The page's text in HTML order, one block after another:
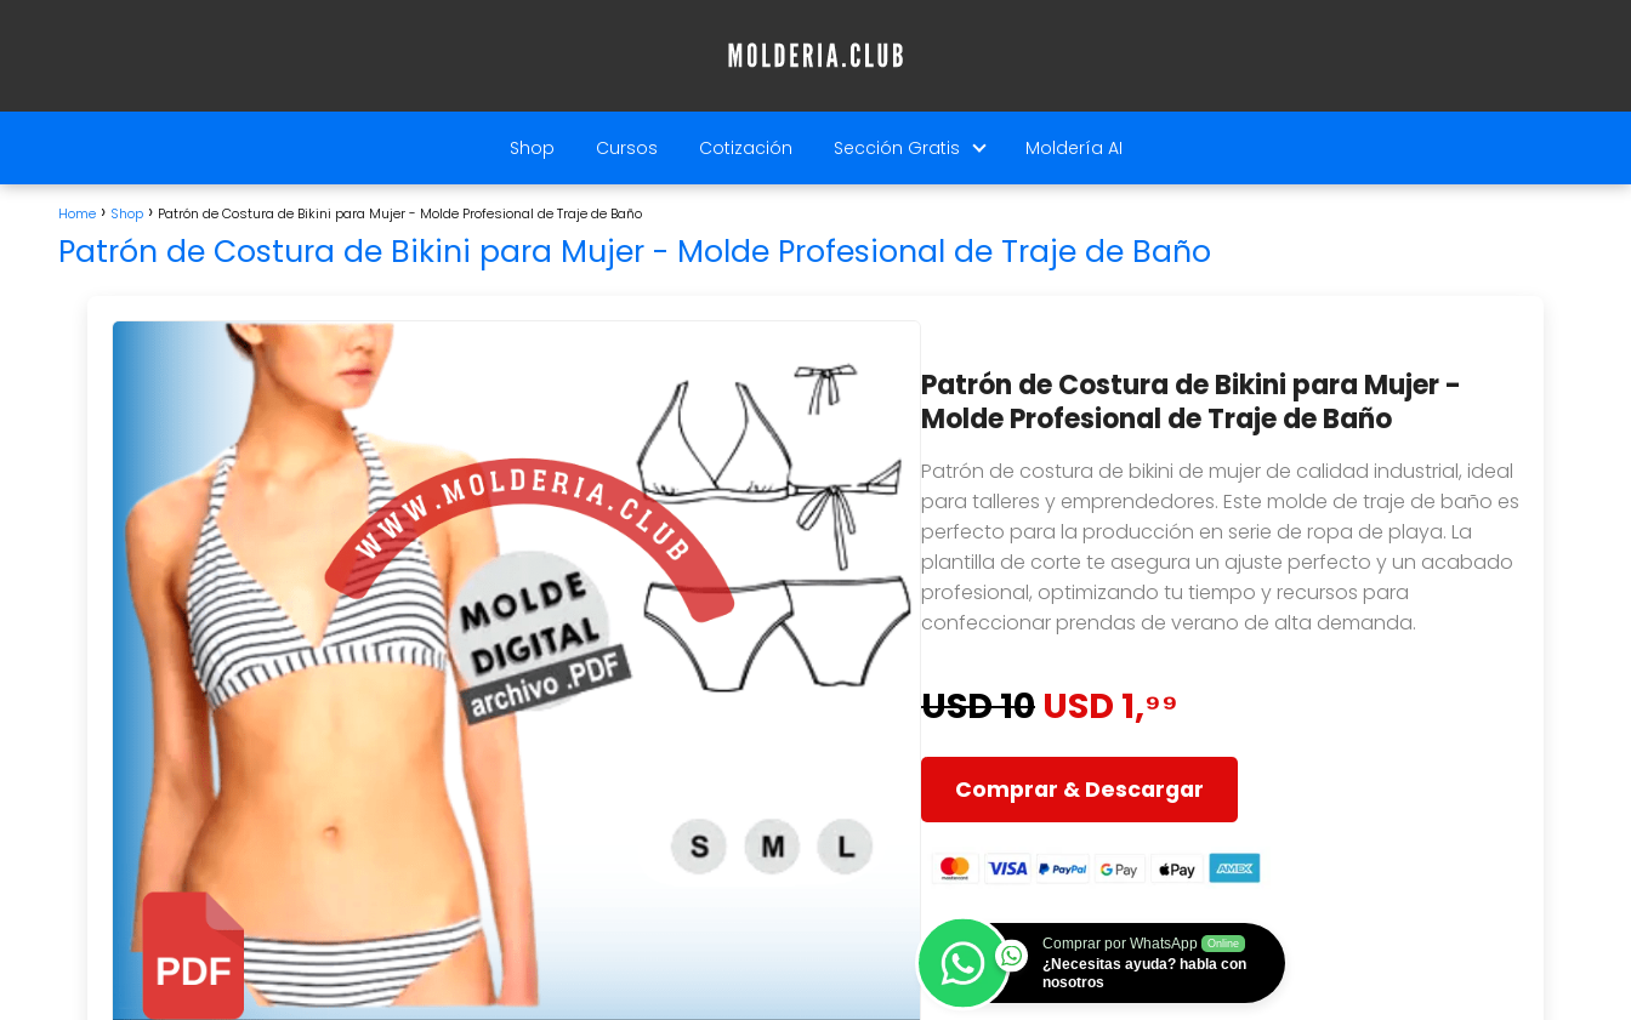
Shop Cursos Cotización Sección Gratis Moldería AI
Home Shop Patrón de Costura de Bikini para Mujer - Molde Profesional de Traje de Baño
Patrón de Costura de Bikini para Mujer - Molde Profesional de Traje de Baño
Patrón de Costura de Bikini para Mujer -
Molde Profesional de Traje de Baño
Patrón de costura de bikini de mujer de calidad industrial, ideal
para talleres y emprendedores. Este molde de traje de baño es
perfecto para la producción en serie de ropa de playa. La
plantilla de corte te asegura un ajuste perfecto y un acabado
profesional, optimizando tu tiempo y recursos para
confeccionar prendas de verano de alta demanda.
USD 10 USD 1,⁹⁹
Comprar & Descargar
Comprar por WhatsApp Online
¿Necesitas ayuda? habla con
nosotros